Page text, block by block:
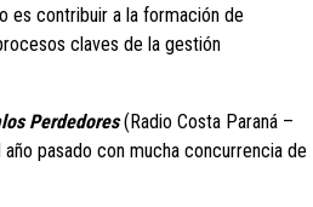
es contribuir a la formación de
claves de la gestión
Perdedores(Radio Costa Paraná –
pasado con mucha concurrencia de